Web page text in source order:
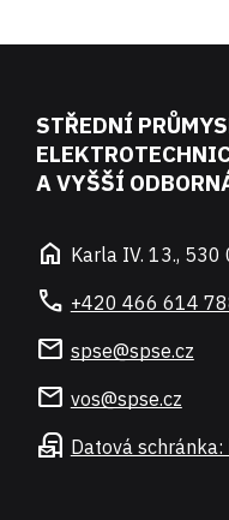
STŘEDNÍ
A VYŠŠÍ
home Karla IV. 13., 530
call +420 466 614
mail spse@spse.cz
mail vos@spse.cz
local_post_office Datová schránka: